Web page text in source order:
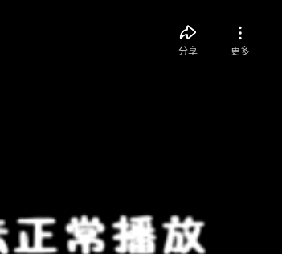
分享 更多